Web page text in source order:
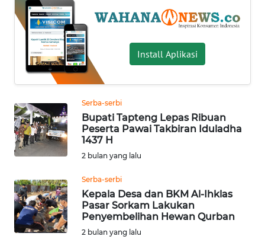
Install Aplikasi
Serba-serbi
Bupati Tapteng Lepas Ribuan
Peserta Pawai Takbiran Iduladha
1437 H
2 bulan yang lalu
Serba-serbi
Kepala Desa dan BKM Al-Ihklas
Pasar Sorkam Lakukan
Penyembelihan Hewan Qurban
2 bulan yang lalu
DAERAH
POLHUKAM
KRIMINAL
EKUIN
SAINS-TEKNO
INTERNASIONAL